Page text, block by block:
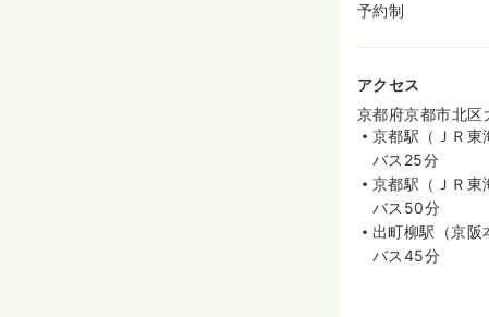
予約制
アクセス
京都府京都市北区
京都駅（ＪＲ東
バス25分
京都駅（ＪＲ東
バス50分
出町柳駅（京阪
バス45分